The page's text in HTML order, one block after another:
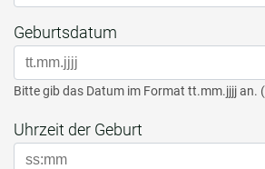
Geburtsdatum
Bitte gib das Datum im Format tt.mm.jjjj an.
Uhrzeit der Geburt